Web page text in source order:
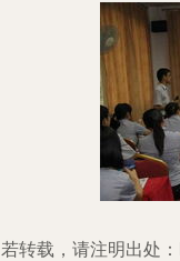
转载，请注明出处